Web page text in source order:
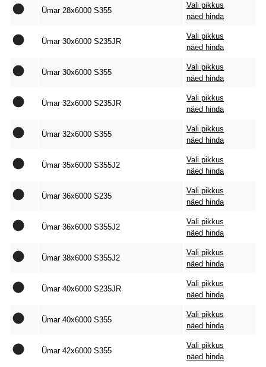
Ümar 28x6000 S355
Vali pikkus
näed hinda
Ümar 30x6000 S235JR
Vali pikkus
näed hinda
Ümar 30x6000 S355
Vali pikkus
näed hinda
Ümar 32x6000 S235JR
Vali pikkus
näed hinda
Ümar 32x6000 S355
Vali pikkus
näed hinda
Ümar 35x6000 S355J2
Vali pikkus
näed hinda
Ümar 36x6000 S235
Vali pikkus
näed hinda
Ümar 36x6000 S355J2
Vali pikkus
näed hinda
Ümar 38x6000 S355J2
Vali pikkus
näed hinda
Ümar 40x6000 S235JR
Vali pikkus
näed hinda
Ümar 40x6000 S355
Vali pikkus
näed hinda
Ümar 42x6000 S355
Vali pikkus
näed hinda